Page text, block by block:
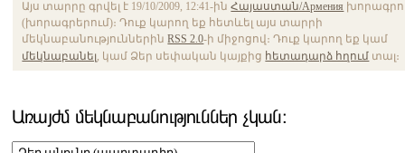
Այս տարրը գրվել է 19/10/2009, 12:41-ինՀայաստան/Армения
(խորագրերում)։ Դուք կարող եք հետևել այս տարրի
մեկնաբանություններինRSS 2.0-ի միջոցով։ Դուք կարող եք կամ
մեկնաբանել, կամ Ձեր սեփական կայքից հետադարձ հղում տալ։
Առայժմ մեկնաբանություններ չկան։